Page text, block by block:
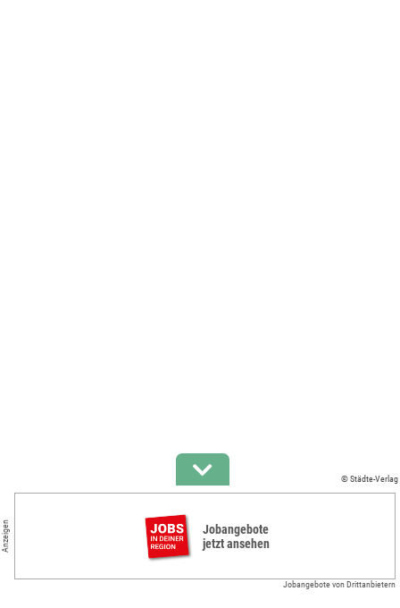
© Städte-Verlag
Anzeigen
Jobangebote
jetzt ansehen
Jobangebote von Drittanbietern